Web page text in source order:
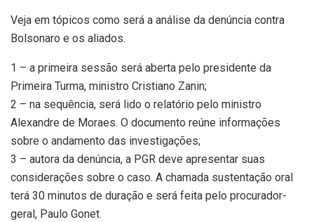
Veja em tópicos como será a análise da denúncia contra
Bolsonaro e os aliados.
1 – a primeira sessão será aberta pelo presidente da
Primeira Turma, ministro Cristiano Zanin;
2 – na sequência, será lido o relatório pelo ministro
Alexandre de Moraes. O documento reúne informações
sobre o andamento das investigações;
3 – autora da denúncia, a PGR deve apresentar suas
considerações sobre o caso. A chamada sustentação oral
terá 30 minutos de duração e será feita pelo procurador-
geral, Paulo Gonet.